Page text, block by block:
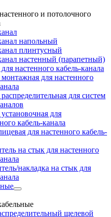
и потолочного
напольный
плинтусный
настенный (парапетный)
настенного кабель-канала
для настенного
для систем
для
кабель-канала
для настенного кабель-
на стык для настенного
накладка на стык для
щелевой